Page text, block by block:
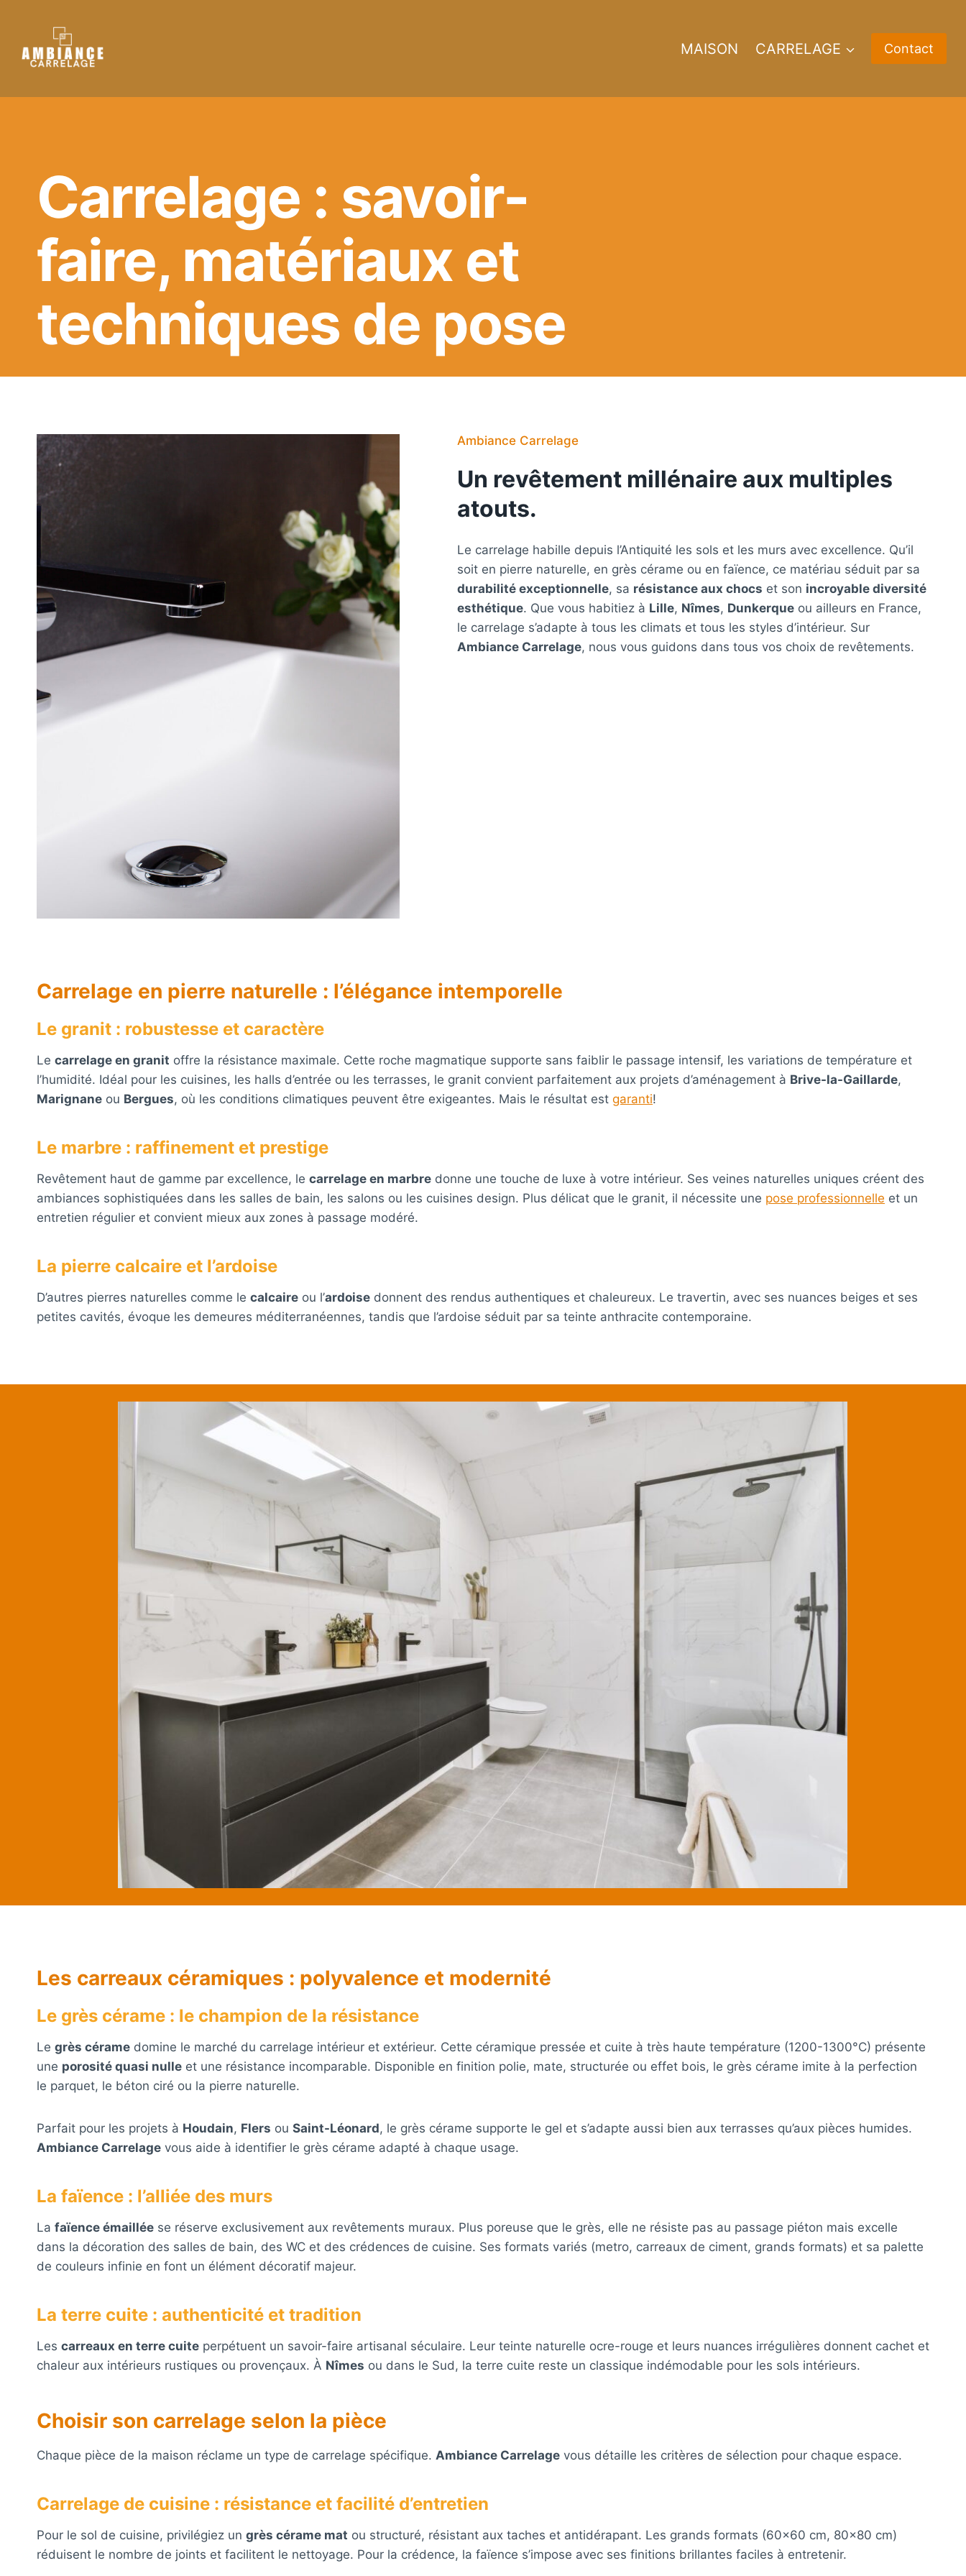
contenu
MAISON CARRELAGE Contact
Carrelage : savoir-
faire, matériaux et
techniques de pose
Ambiance Carrelage
Un revêtement millénaire aux multiples
atouts.
Le carrelage habille depuis l’Antiquité les sols et les murs avec excellence. Qu’il
soit en pierre naturelle, en grès cérame ou en faïence, ce matériau séduit par sa
durabilité exceptionnelle, sa résistance aux chocs et son incroyable diversité
esthétique. Que vous habitiez à Lille, Nîmes, Dunkerque ou ailleurs en France,
le carrelage s’adapte à tous les climats et tous les styles d’intérieur. Sur
Ambiance Carrelage, nous vous guidons dans tous vos choix de revêtements.
Carrelage en pierre naturelle : l’élégance intemporelle
Le granit : robustesse et caractère
Le carrelage en granit offre la résistance maximale. Cette roche magmatique supporte sans faiblir le passage intensif, les variations de température et
l’humidité. Idéal pour les cuisines, les halls d’entrée ou les terrasses, le granit convient parfaitement aux projets d’aménagement à Brive-la-Gaillarde,
Marignane ou Bergues, où les conditions climatiques peuvent être exigeantes. Mais le résultat est garanti!
Le marbre : raffinement et prestige
Revêtement haut de gamme par excellence, le carrelage en marbre donne une touche de luxe à votre intérieur. Ses veines naturelles uniques créent des
ambiances sophistiquées dans les salles de bain, les salons ou les cuisines design. Plus délicat que le granit, il nécessite une pose professionnelle et un
entretien régulier et convient mieux aux zones à passage modéré.
La pierre calcaire et l’ardoise
D’autres pierres naturelles comme le calcaire ou l’ardoise donnent des rendus authentiques et chaleureux. Le travertin, avec ses nuances beiges et ses
petites cavités, évoque les demeures méditerranéennes, tandis que l’ardoise séduit par sa teinte anthracite contemporaine.
Les carreaux céramiques : polyvalence et modernité
Le grès cérame : le champion de la résistance
Le grès cérame domine le marché du carrelage intérieur et extérieur. Cette céramique pressée et cuite à très haute température (1200-1300°C) présente
une porosité quasi nulle et une résistance incomparable. Disponible en finition polie, mate, structurée ou effet bois, le grès cérame imite à la perfection
le parquet, le béton ciré ou la pierre naturelle.
Parfait pour les projets à Houdain, Flers ou Saint-Léonard, le grès cérame supporte le gel et s’adapte aussi bien aux terrasses qu’aux pièces humides.
Ambiance Carrelage vous aide à identifier le grès cérame adapté à chaque usage.
La faïence : l’alliée des murs
La faïence émaillée se réserve exclusivement aux revêtements muraux. Plus poreuse que le grès, elle ne résiste pas au passage piéton mais excelle
dans la décoration des salles de bain, des WC et des crédences de cuisine. Ses formats variés (metro, carreaux de ciment, grands formats) et sa palette
de couleurs infinie en font un élément décoratif majeur.
La terre cuite : authenticité et tradition
Les carreaux en terre cuite perpétuent un savoir-faire artisanal séculaire. Leur teinte naturelle ocre-rouge et leurs nuances irrégulières donnent cachet et
chaleur aux intérieurs rustiques ou provençaux. À Nîmes ou dans le Sud, la terre cuite reste un classique indémodable pour les sols intérieurs.
Choisir son carrelage selon la pièce
Chaque pièce de la maison réclame un type de carrelage spécifique. Ambiance Carrelage vous détaille les critères de sélection pour chaque espace.
Carrelage de cuisine : résistance et facilité d’entretien
Pour le sol de cuisine, privilégiez un grès cérame mat ou structuré, résistant aux taches et antidérapant. Les grands formats (60×60 cm, 80×80 cm)
réduisent le nombre de joints et facilitent le nettoyage. Pour la crédence, la faïence s’impose avec ses finitions brillantes faciles à entretenir.